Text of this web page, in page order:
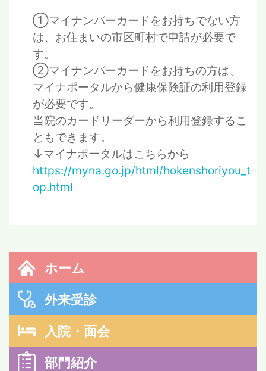
ホーム
外来受診
入院・面会
部門紹介
①マイナンバーカードをお持ちでない方
は、お住まいの市区町村で申請が必要で
す。
②マイナンバーカードをお持ちの方は、
マイナポータルから健康保険証の利用登録
が必要です。
当院のカードリーダーから利用登録するこ
ともできます。
↓マイナポータルはこちらから
https://myna.go.jp/html/hokenshoriyou_t
op.html